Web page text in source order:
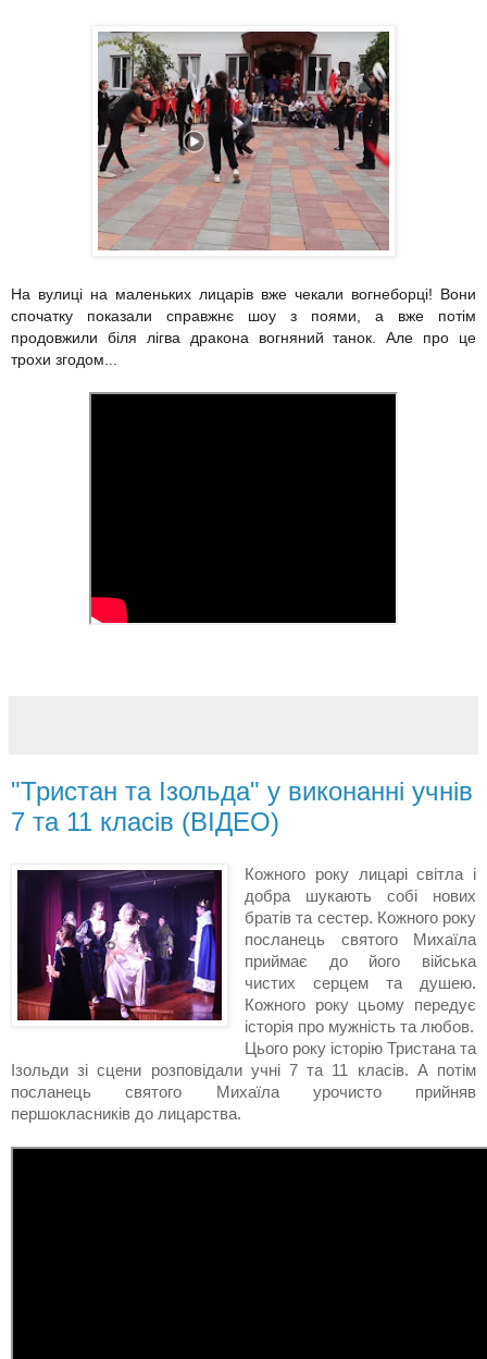
На вулиці на маленьких лицарів вже чекали вогнеборці! Вони
спочатку показали справжнє шоу з поями, а вже потім
продовжили біля лігва дракона вогняний танок. Але про це
трохи згодом...
"Тристан та Ізольда" у виконанні учнів
7 та 11 класів (ВІДЕО)
Кожного року лицарі світла і
добра шукають собі нових
братів та сестер. Кожного року
посланець святого Михаїла
приймає до його війська
чистих серцем та душею.
Кожного року цьому передує
історія про мужність та любов.
Цього року історію Тристана та
Ізольди зі сцени розповідали учні 7 та 11 класів. А потім
посланець святого Михаїла урочисто прийняв
першокласників до лицарства.